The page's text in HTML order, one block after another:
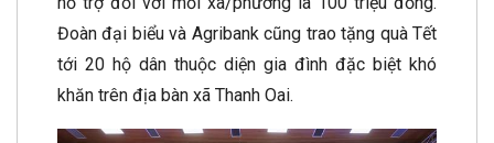
Đoàn đại biểu và Agribank cũng trao tặng quà Tết
tới 20 hộ dân thuộc diện gia đình đặc biệt khó
khăn trên địa bàn xã Thanh Oai.